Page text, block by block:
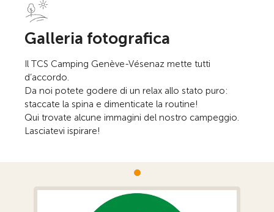
Galleria fotografica
Il TCS Camping Genève-Vésenaz mette tutti
d’accordo.
Da noi potete godere di un relax allo stato puro:
staccate la spina e dimenticate la routine!
Qui trovate alcune immagini del nostro campeggio.
Lasciatevi ispirare!